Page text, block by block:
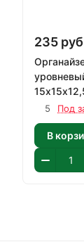
235
5 Под
В